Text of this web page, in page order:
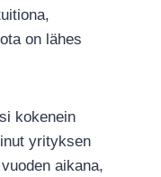
on lähes
kokenein
yrityksen
aikana,